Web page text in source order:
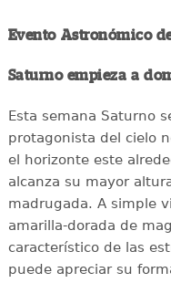
Evento Astronómico
Saturno empieza a
Esta semana Saturno
protagonista del cielo
el horizonte este
alcanza su mayor
madrugada. A simple
amarilla-dorada de
característico de las
puede apreciar su